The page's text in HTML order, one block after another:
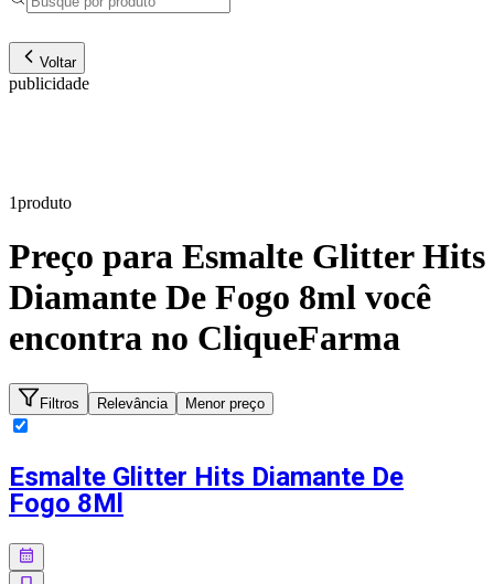
Voltar
publicidade
1produto
Preço para Esmalte Glitter Hits
Diamante De Fogo 8ml você
encontra no CliqueFarma
Filtros Relevância Menor preço
Esmalte Glitter Hits Diamante De
Fogo 8Ml